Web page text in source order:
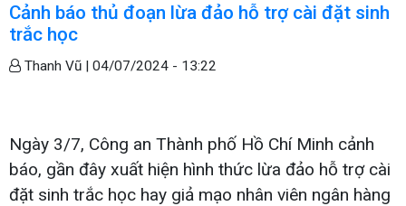
Cảnh báo thủ đoạn lừa đảo hỗ trợ cài đặt sinh
trắc học
Thanh Vũ | 04/07/2024 - 13:22
Ngày 3/7, Công an Thành phố Hồ Chí Minh cảnh
báo, gần đây xuất hiện hình thức lừa đảo hỗ trợ cài
đặt sinh trắc học hay giả mạo nhân viên ngân hàng